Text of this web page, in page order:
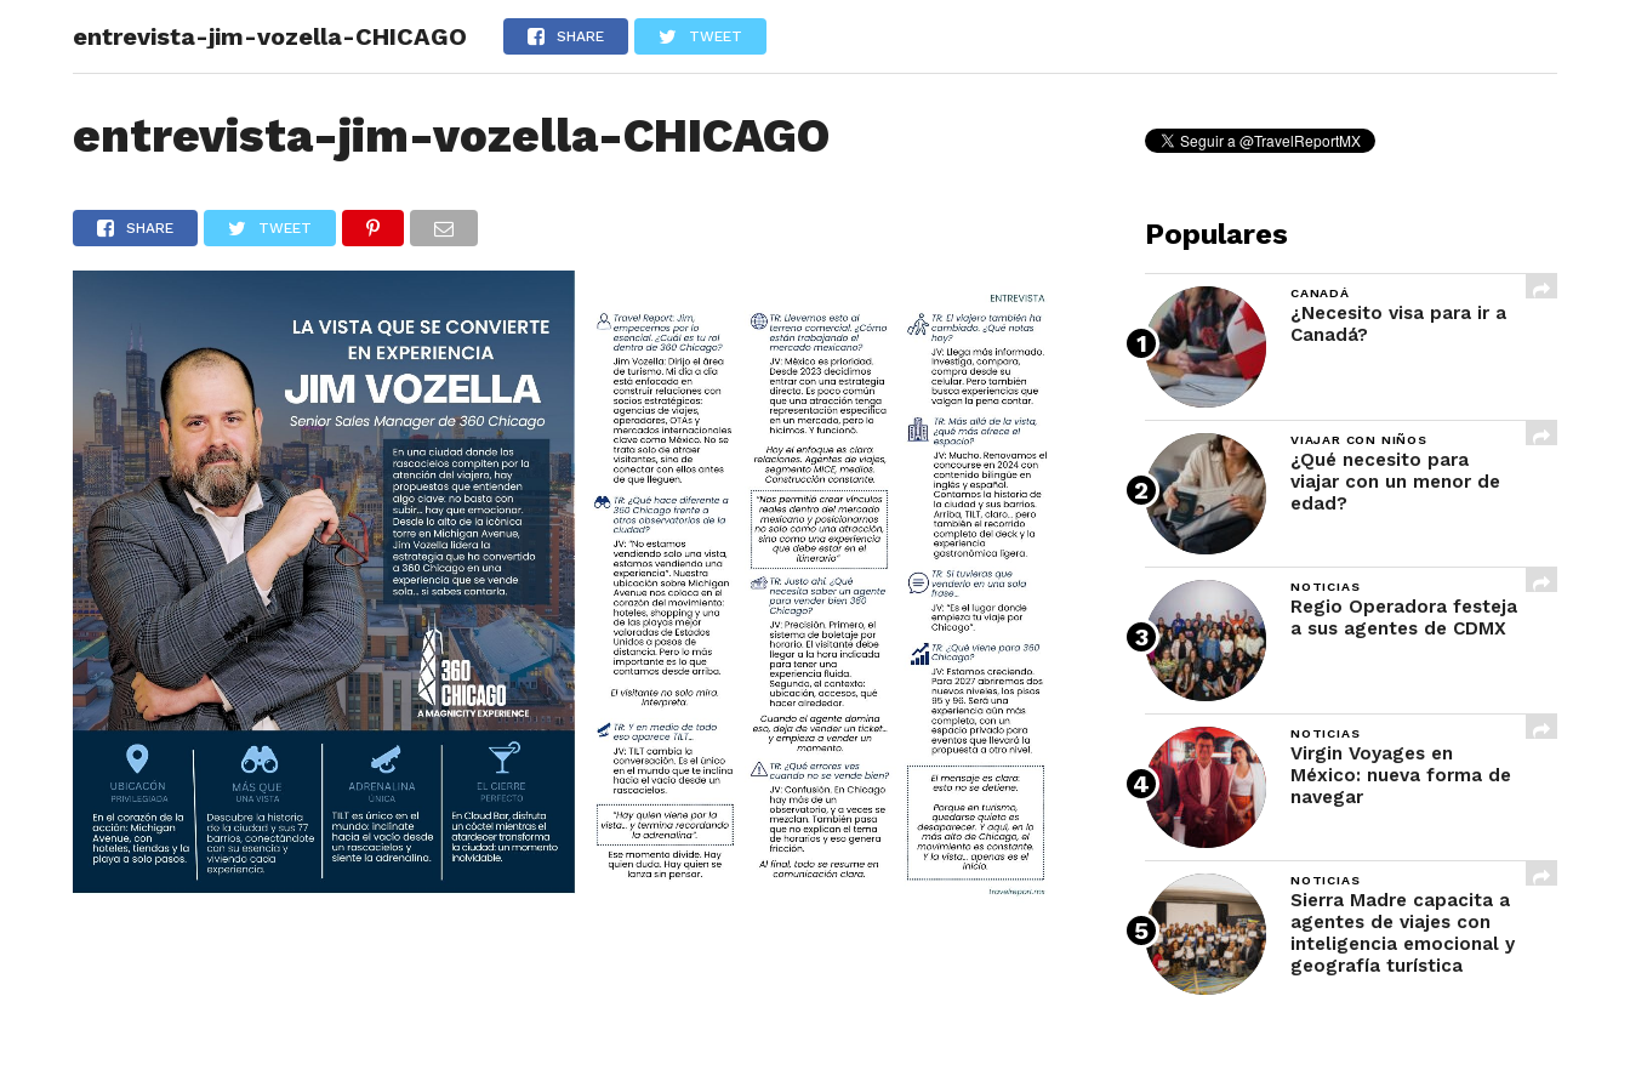
ARTÍCULOS REVIEWS EVENTOS
entrevista-jim-vozella-CHICAGO SHARE TWEET
entrevista-jim-vozella-CHICAGO
SHARE TWEET Populares
CANADÁ
¿Necesito visa para ir a
Canadá?
VIAJAR CON NIÑOS
¿Qué necesito para
viajar con un menor de
edad?
NOTICIAS
Regio Operadora festeja
a sus agentes de CDMX
NOTICIAS
Virgin Voyages en
México: nueva forma de
navegar
NOTICIAS
Sierra Madre capacita a
agentes de viajes con
inteligencia emocional y
geografía turística